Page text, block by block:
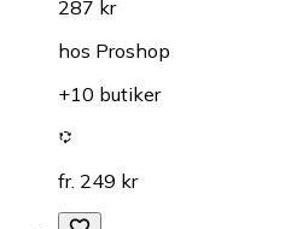
287 kr
hos Proshop
+10 butiker
fr. 249 kr